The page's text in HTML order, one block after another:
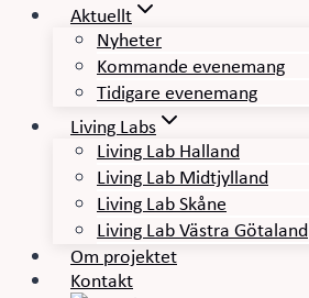
Aktuellt
Nyheter
Kommande evenemang
Tidigare evenemang
Living Labs
Living Lab Halland
Living Lab Midtjylland
Living Lab Skåne
Living Lab Västra Götaland
Om projektet
Kontakt